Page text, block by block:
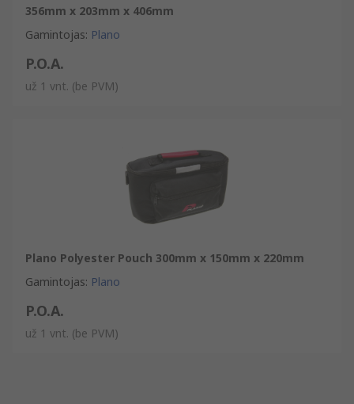
356mm x 203mm x 406mm
Gamintojas: Plano
P.O.A.
už 1 vnt. (be PVM)
Plano Polyester Pouch 300mm x 150mm x 220mm
Gamintojas: Plano
P.O.A.
už 1 vnt. (be PVM)